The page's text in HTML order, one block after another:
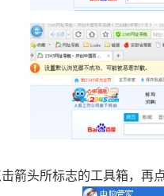
箭头所标志的工具箱，再